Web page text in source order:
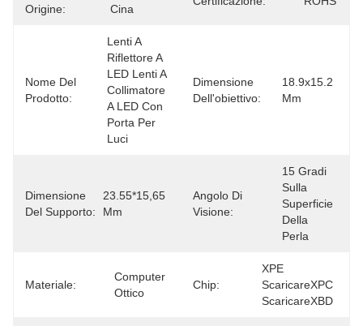
Origine:
Cina
Nome Del
Prodotto:
Lenti A
Riflettore A
LED Lenti A
Collimatore
A LED Con
Porta Per
Luci
Dimensione
Dell'obiettivo:
18.9x15.2
Mm
Dimensione
Del Supporto:
23.55*15,65
Mm
Angolo Di
Visione:
15 Gradi
Sulla
Superficie
Della
Perla
Materiale:
Computer
Ottico
Chip:
XPE
ScaricareXPC
ScaricareXBD